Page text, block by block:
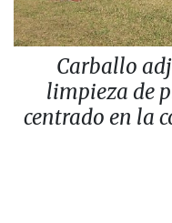
Carballo
limpieza de
centrado en la